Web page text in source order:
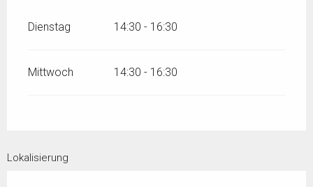
Dienstag 14:30 - 16:30
Mittwoch 14:30 - 16:30
Lokalisierung